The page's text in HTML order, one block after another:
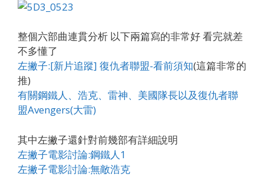
整個六部曲連貫分析 以下兩篇寫的非常好 看完就差
不多懂了
左撇子:[新片追蹤] 復仇者聯盟-看前須知(這篇非常的
推)
有關鋼鐵人、浩克、雷神、美國隊長以及復仇者聯
盟Avengers(大雷)
其中左撇子還針對前幾部有詳細說明
左撇子電影討論:鋼鐵人1
左撇子電影討論:無敵浩克